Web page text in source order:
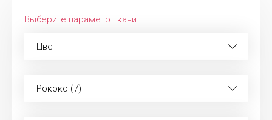
Выберите параметр ткани:
Цвет
Рококо (7)